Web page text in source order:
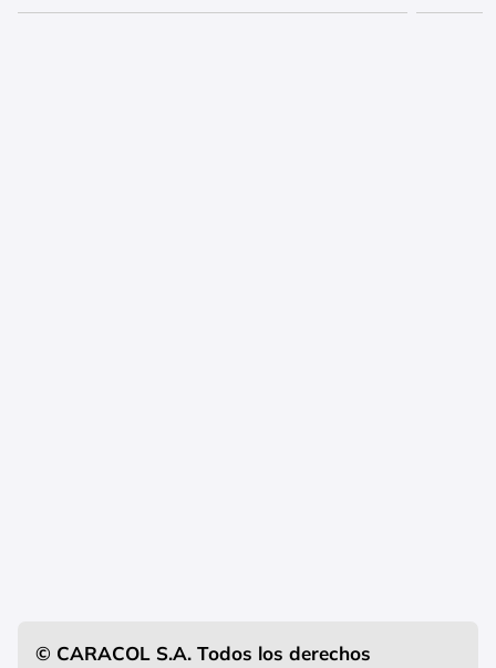
© CARACOL S.A. Todos los derechos